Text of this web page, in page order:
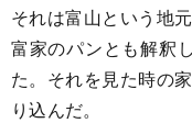
それは富山という地
富家のパンとも解釈
た。それを見た時の
り込んだ。